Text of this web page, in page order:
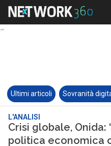
Ultimi articoli Sovranità
L'ANALISI
Crisi globale, Onida:
politica economica